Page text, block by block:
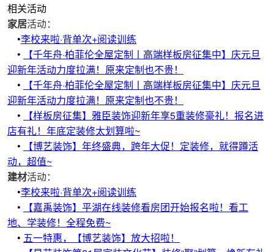
相关活动
家居活动：
•​​李校来啦·背单次+阅读训练
•
【千年舟·柏菲伦全屋定制丨高端样板房征集中】庆元旦
迎新年活动力度拉满！原来定制也不贵！
•
【千年舟·柏菲伦全屋定制丨高端样板房征集中】庆元旦
迎新年活动力度拉满！原来定制也不贵！
•
【样板房征集】雅臣装饰迎新年享5重装修豪礼！报名进
店有礼！年底定装修太划算啦~
•
【博艺装饰】年终盛典，跨年大促！定装修，就得蹲活
动，超值~
建材活动：
•​​李校来啦·背单次+阅读训练
•
【嘉禹装饰】平湖在线装修看房团开始报名啦！看工
地、学装修！全程免费~
• 五一特惠，【博艺装饰】放大招啦！